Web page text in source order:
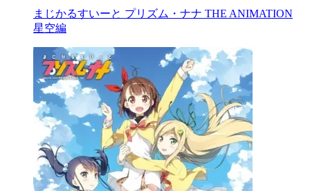
まじかるすいーと プリズム・ナナ THE ANIMATION
星空編